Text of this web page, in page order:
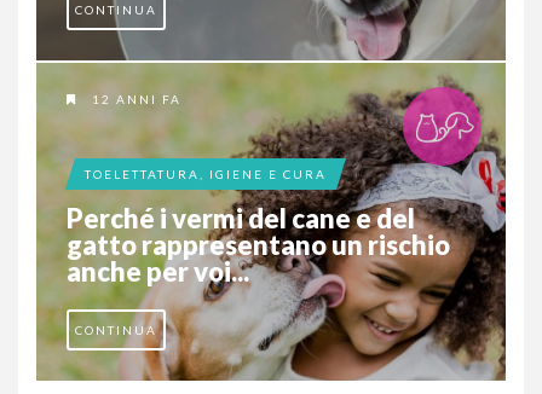
CONTINUA
12 ANNI FA
TOELETTATURA, IGIENE E CURA
Perché i vermi del cane e del
gatto rappresentano un rischio
anche per voi...
CONTINUA